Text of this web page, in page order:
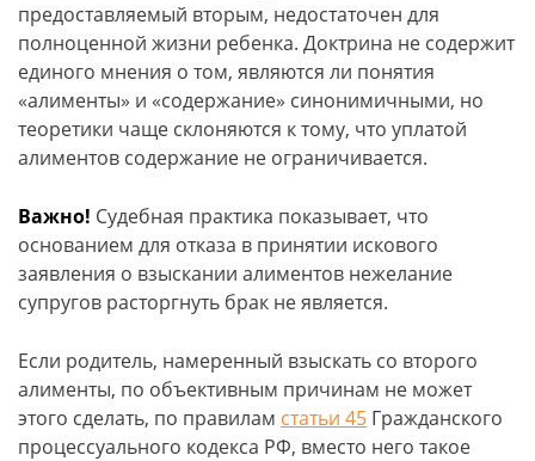
предоставляемый вторым, недостаточен для
полноценной жизни ребенка. Доктрина не содержит
единого мнения о том, являются ли понятия
«алименты» и «содержание» синонимичными, но
теоретики чаще склоняются к тому, что уплатой
алиментов содержание не ограничивается.
Важно! Судебная практика показывает, что
основанием для отказа в принятии искового
заявления о взыскании алиментов нежелание
супругов расторгнуть брак не является.
Если родитель, намеренный взыскать со второго
алименты, по объективным причинам не может
этого сделать, по правилам статьи 45 Гражданского
процессуального кодекса РФ, вместо него такое